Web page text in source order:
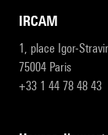
IRCAM
1, place Igor-
75004 Paris
+33 1 44 78 48 43